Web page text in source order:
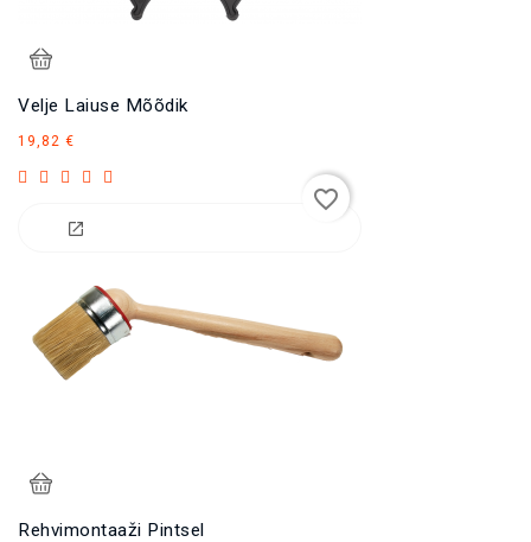
Velje Laiuse Mõõdik
19,82 €
Rehvimontaaži Pintsel
favorite_border